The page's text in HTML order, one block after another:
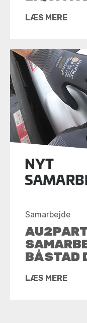
LÆS MERE
Samarbejde
BÅSTAD
LÆS MERE